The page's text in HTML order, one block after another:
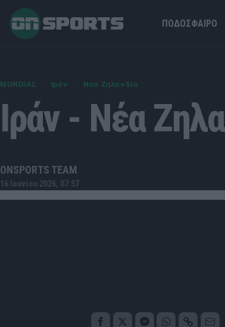
ΠΟΔΟΣΦΑΙΡΟ
MUNDIAL Ιράν Νέα Ζηλανδία
Ιράν - Νέα
ONSPORTS TEAM
16 Ιουνίου 2026, 07:57